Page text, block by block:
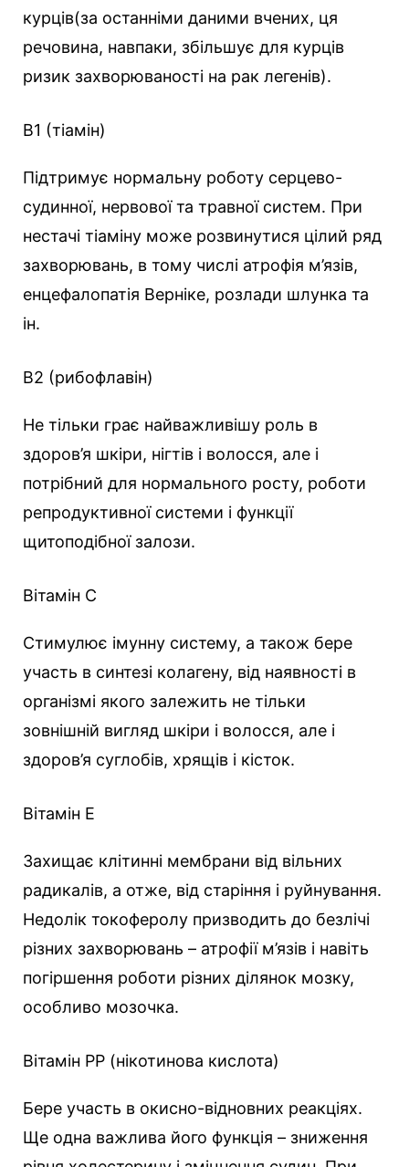
курців(за останніми даними вчених, ця
речовина, навпаки, збільшує для курців
ризик захворюваності на рак легенів).
B1 (тіамін)
Підтримує нормальну роботу серцево-
судинної, нервової та травної систем. При
нестачі тіаміну може розвинутися цілий ряд
захворювань, в тому числі атрофія м’язів,
енцефалопатія Верніке, розлади шлунка та
ін.
B2 (рибофлавін)
Не тільки грає найважливішу роль в
здоров’я шкіри, нігтів і волосся, але і
потрібний для нормального росту, роботи
репродуктивної системи і функції
щитоподібної залози.
Вітамін С
Стимулює імунну систему, а також бере
участь в синтезі колагену, від наявності в
організмі якого залежить не тільки
зовнішній вигляд шкіри і волосся, але і
здоров’я суглобів, хрящів і кісток.
Вітамін E
Захищає клітинні мембрани від вільних
радикалів, а отже, від старіння і руйнування.
Недолік токоферолу призводить до безлічі
різних захворювань – атрофії м’язів і навіть
погіршення роботи різних ділянок мозку,
особливо мозочка.
Вітамін РР (нікотинова кислота)
Бере участь в окисно-відновних реакціях.
Ще одна важлива його функція – зниження